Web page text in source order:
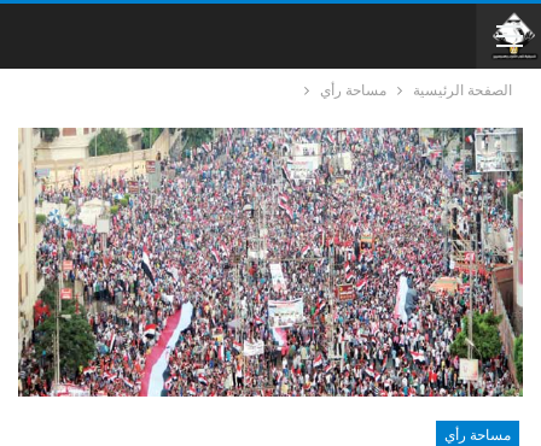
الصفحة الرئيسية مساحة رأي
مساحة رأي